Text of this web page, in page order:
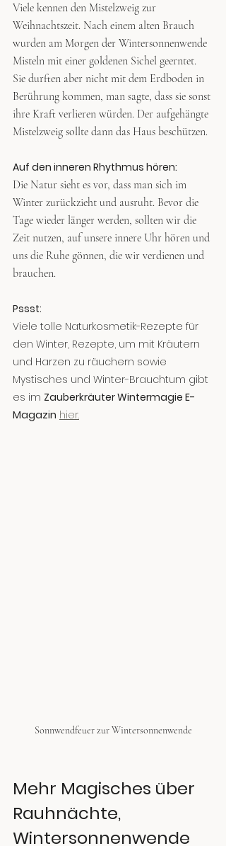
Viele kennen den Mistelzweig zur
Weihnachtszeit. Nach einem alten Brauch
wurden am Morgen der Wintersonnenwende
Misteln mit einer goldenen Sichel geerntet.
Sie durften aber nicht mit dem Erdboden in
Berührung kommen, man sagte, dass sie sonst
ihre Kraft verlieren würden. Der aufgehängte
Mistelzweig sollte dann das Haus beschützen.
Auf den inneren Rhythmus hören:
Die Natur sieht es vor, dass man sich im
Winter zurückzieht und ausruht. Bevor die
Tage wieder länger werden, sollten wir die
Zeit nutzen, auf unsere innere Uhr hören und
uns die Ruhe gönnen, die wir verdienen und
brauchen.
Pssst:
Viele tolle Naturkosmetik-Rezepte für
den Winter, Rezepte, um mit Kräutern
und Harzen zu räuchern sowie
Mystisches und Winter-Brauchtum gibt
es im Zauberkräuter Wintermagie E-
Magazin hier.
Sonnwendfeuer zur Wintersonnenwende
Mehr Magisches über
Rauhnächte,
Wintersonnenwende